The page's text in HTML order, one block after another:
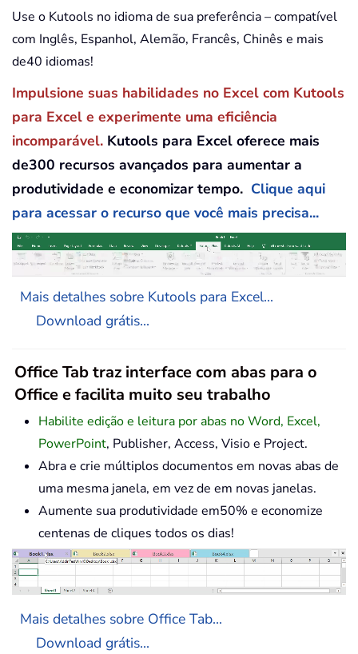
Use o Kutools no idioma de sua preferência – compatível
com Inglês, Espanhol, Alemão, Francês, Chinês e mais
de40 idiomas!
Impulsione suas habilidades no Excel com Kutools
para Excel e experimente uma eficiência
incomparável. Kutools para Excel oferece mais
de300 recursos avançados para aumentar a
produtividade e economizar tempo. Clique aqui
para acessar o recurso que você mais precisa...
Mais detalhes sobre Kutools para Excel...
Download grátis...
Office Tab traz interface com abas para o
Office e facilita muito seu trabalho
Habilite edição e leitura por abas no Word, Excel,
PowerPoint, Publisher, Access, Visio e Project.
Abra e crie múltiplos documentos em novas abas de
uma mesma janela, em vez de em novas janelas.
Aumente sua produtividade em50% e economize
centenas de cliques todos os dias!
Mais detalhes sobre Office Tab...
Download grátis...